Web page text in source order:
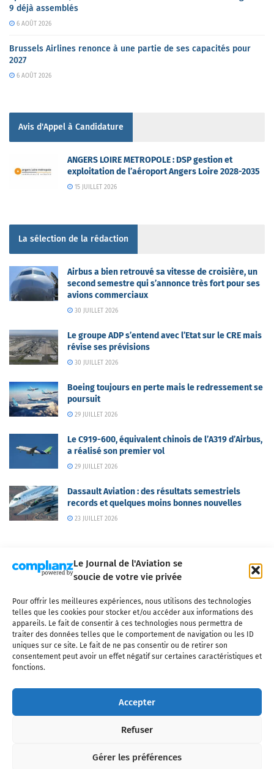
Le Journal de l'Aviation se
soucie de votre vie privée
Pour offrir les meilleures expériences, nous utilisons des technologies
telles que les cookies pour stocker et/ou accéder aux informations des
appareils. Le fait de consentir à ces technologies nous permettra de
traiter des données telles que le comportement de navigation ou les ID
uniques sur ce site. Le fait de ne pas consentir ou de retirer son
consentement peut avoir un effet négatif sur certaines caractéristiques et
fonctions.
Accepter
Refuser
Gérer les préférences
9 déjà assemblés
6 AOÛT 2026
Brussels Airlines renonce à une partie de ses capacités pour
2027
6 AOÛT 2026
Avis d'Appel à Candidature
ANGERS LOIRE METROPOLE : DSP gestion et
exploitation de l’aéroport Angers Loire 2028-2035
15 JUILLET 2026
La sélection de la rédaction
Airbus a bien retrouvé sa vitesse de croisière, un
second semestre qui s’annonce très fort pour ses
avions commerciaux
30 JUILLET 2026
Le groupe ADP s’entend avec l’Etat sur le CRE mais
révise ses prévisions
30 JUILLET 2026
Boeing toujours en perte mais le redressement se
poursuit
29 JUILLET 2026
Le C919-600, équivalent chinois de l’A319 d’Airbus,
a réalisé son premier vol
29 JUILLET 2026
Dassault Aviation : des résultats semestriels
records et quelques moins bonnes nouvelles
23 JUILLET 2026
Qui sommes-nous ? Nous contacter
Partenaires
Mentions légales
CGV Politique de confidentialité Cookies
l'industrie aéronautique, l'aviation commerciale, l'aviation d'affaires, les
civils, l'aéronautique de défense et l'industrie spatiale. Toute reproduction,
interdite sans autorisation écrite spécifique du Journal de l’Aviation.